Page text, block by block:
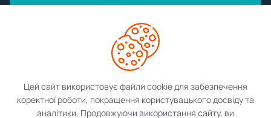
Контакти
Цей сайт використовує файли cookie для забезпечення
коректної роботи, покращення користувацького досвіду та
аналітики. Продовжуючи використання сайту, ви